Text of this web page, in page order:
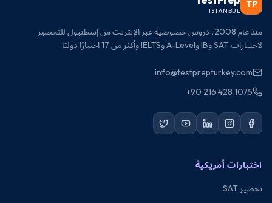
TP
ISTANBUL
منذ عام 2008، دروس خصوصية عبر الإنترنت من إسطنبول للتحضير
لاختبارات SAT وIB وA-Level وIELTS وأكثر من 17 اختبارًا دوليًا.
info@testprepturkey.com
+90 216 428 1075
اختبارات أمريكية
تحضير SAT